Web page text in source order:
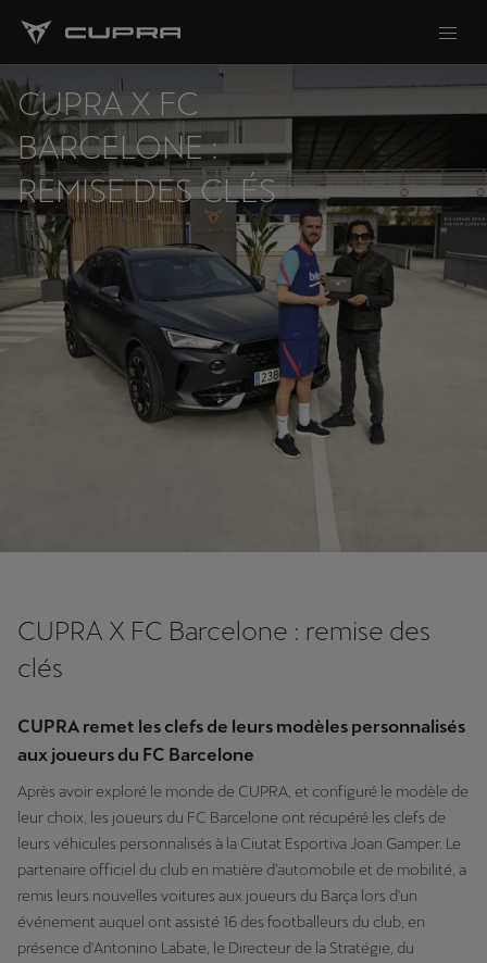
CUPRA X FC
BARCELONE :
REMISE DES CLÉS
CUPRA X FC Barcelone : remise des
clés
CUPRA remet les clefs de leurs modèles personnalisés
aux joueurs du FC Barcelone
Après avoir exploré le monde de CUPRA, et configuré le modèle de
leur choix, les joueurs du FC Barcelone ont récupéré les clefs de
leurs véhicules personnalisés à la Ciutat Esportiva Joan Gamper. Le
partenaire officiel du club en matière d'automobile et de mobilité, a
remis leurs nouvelles voitures aux joueurs du Barça lors d'un
événement auquel ont assisté 16 des footballeurs du club, en
présence d'Antonino Labate, le Directeur de la Stratégie, du